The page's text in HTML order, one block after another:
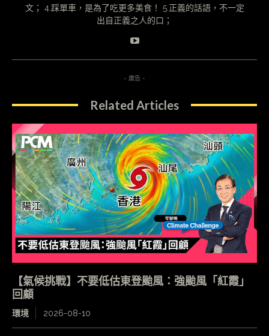
文； 4.踩單車，是為了吃更多美食！ 5.正義的話語，不一定
出自正義之人的口；
- 廣告 -
Related Articles
【氣候挑戰】不要低估東登颱風：強颱風「紅霞」
回顧
環境 2026-08-10